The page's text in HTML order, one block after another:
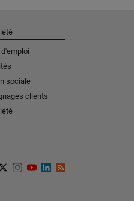
sociale
clients